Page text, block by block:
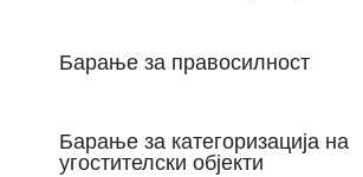
Барање за правосилност
Барање за категоризација на
угостителски објекти